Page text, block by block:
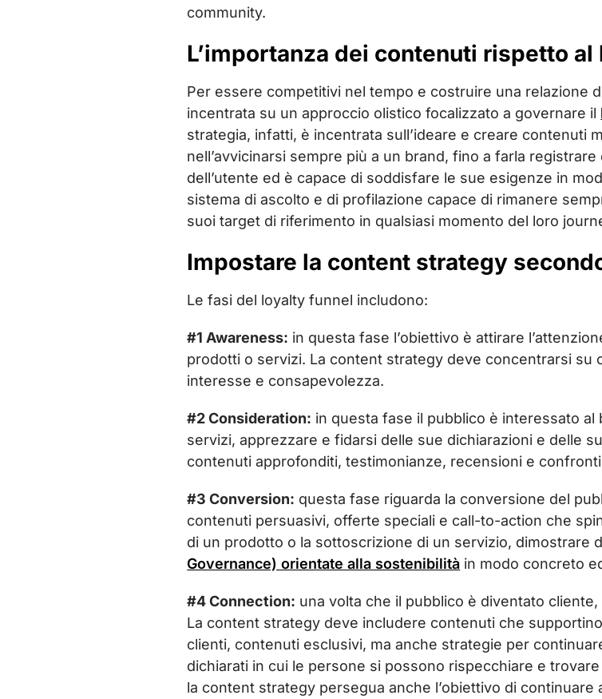
community.
L’importanza dei contenuti rispetto
Per essere competitivi nel tempo e costruire una relazione
incentrata su un approccio olistico focalizzato a governare il
strategia, infatti, è incentrata sull’ideare e creare contenuti
nell’avvicinarsi sempre più a un brand, fino a farla
dell’utente ed è capace di soddisfare le sue esigenze in
sistema di ascolto e di profilazione capace di rimanere
suoi target di riferimento in qualsiasi momento del loro
Impostare la content strategy
Le fasi del loyalty funnel includono:
#1 Awareness: in questa fase l’obiettivo è attirare
prodotti o servizi. La content strategy deve concentrarsi
interesse e consapevolezza.
#2 Consideration: in questa fase il pubblico è interessato
servizi, apprezzare e fidarsi delle sue dichiarazioni e delle
contenuti approfonditi, testimonianze, recensioni e
#3 Conversion: questa fase riguarda la conversione del
contenuti persuasivi, offerte speciali e call-to-action che
di un prodotto o la sottoscrizione di un servizio, dimostrare
Governance) orientate alla sostenibilità in modo concreto
#4 Connection: una volta che il pubblico è diventato
La content strategy deve includere contenuti che
clienti, contenuti esclusivi, ma anche strategie per
dichiarati in cui le persone si possono rispecchiare e
la content strategy persegua anche l’obiettivo di